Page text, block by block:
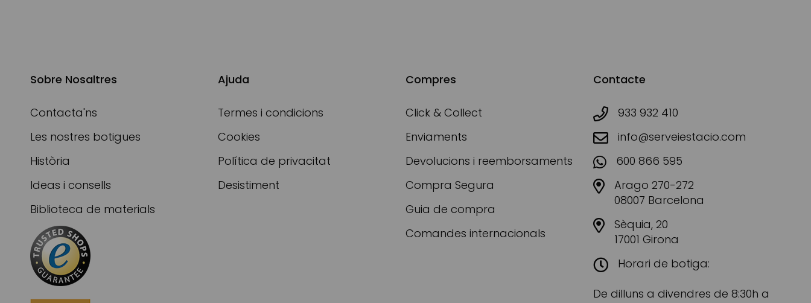
Sobre Nosaltres
Contacta'ns
Les nostres botigues
Història
Ideas i consells
Biblioteca de materials
Ajuda
Termes i condicions
Cookies
Política de privacitat
Desistiment
Compres
Click & Collect
Enviaments
Devolucions i reemborsaments
Compra Segura
Guia de compra
Comandes internacionals
Contacte
933 932 410
info@serveiestacio.com
600 866 595
Arago 270-272
08007 Barcelona
Sèquia, 20
17001 Girona
Horari de botiga:
De dilluns a divendres de 8:30h a